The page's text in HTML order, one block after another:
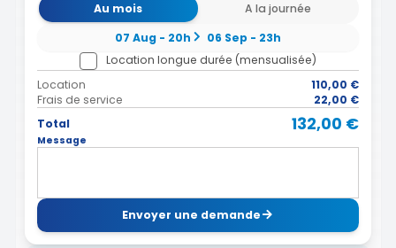
Au mois
A la journée
07 Aug - 20h
06 Sep - 23h
Location longue durée (mensualisée)
Location
110,00 €
Frais de service
22,00 €
Total
132,00 €
Message
Envoyer une demande